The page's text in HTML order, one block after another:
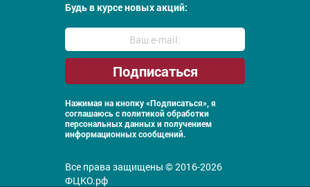
Будь в курсе новых акций:
Нажимая на кнопку «Подписаться», я
соглашаюсь с политикой обработки
персональных данных и получением
информационных сообщений.
Все права защищены © 2016-2026
ФЦКО.рф